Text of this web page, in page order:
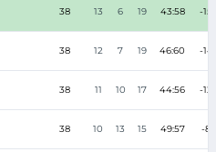
38 13 6 19 43:58 -15
38 12 7 19 46:60 -14
38 11 10 17 44:56 -12
38 10 13 15 49:57 -8